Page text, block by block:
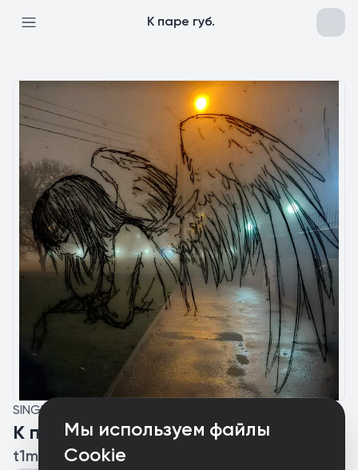
Мы используем файлы
Cookie
К паре губ.
SINGLE
К паре губ.
t1mno., казу